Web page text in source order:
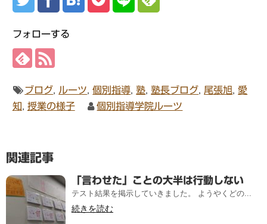
フォローする
ブログ ルーツ ,個別指導 ,塾 ,塾長ブログ 尾張旭
愛
知
授業の様子 個別指導学院ルーツ
関連記事
「言わせた」ことの大半は行動しない
テスト結果を掲示していきました。 ようやくどの...
続きを読む